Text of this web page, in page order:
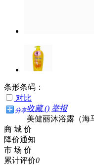
条形条码：
对比
收藏 ()
分享
举报
美健丽沐浴露（海
商 城 价
降价通知
市 场 价
累计评价0